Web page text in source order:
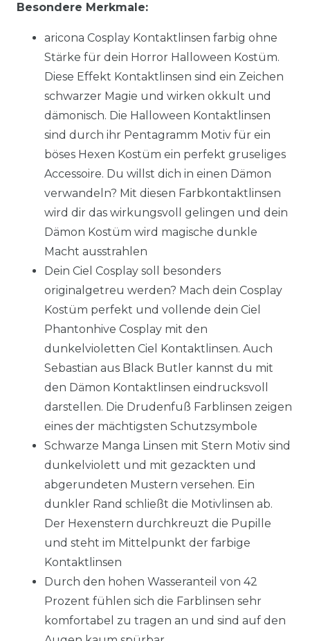
Besondere Merkmale:
aricona Cosplay Kontaktlinsen farbig ohne
Stärke für dein Horror Halloween Kostüm.
Diese Effekt Kontaktlinsen sind ein Zeichen
schwarzer Magie und wirken okkult und
dämonisch. Die Halloween Kontaktlinsen
sind durch ihr Pentagramm Motiv für ein
böses Hexen Kostüm ein perfekt gruseliges
Accessoire. Du willst dich in einen Dämon
verwandeln? Mit diesen Farbkontaktlinsen
wird dir das wirkungsvoll gelingen und dein
Dämon Kostüm wird magische dunkle
Macht ausstrahlen
Dein Ciel Cosplay soll besonders
originalgetreu werden? Mach dein Cosplay
Kostüm perfekt und vollende dein Ciel
Phantonhive Cosplay mit den
dunkelvioletten Ciel Kontaktlinsen. Auch
Sebastian aus Black Butler kannst du mit
den Dämon Kontaktlinsen eindrucksvoll
darstellen. Die Drudenfuß Farblinsen zeigen
eines der mächtigsten Schutzsymbole
Schwarze Manga Linsen mit Stern Motiv sind
dunkelviolett und mit gezackten und
abgerundeten Mustern versehen. Ein
dunkler Rand schließt die Motivlinsen ab.
Der Hexenstern durchkreuzt die Pupille
und steht im Mittelpunkt der farbige
Kontaktlinsen
Durch den hohen Wasseranteil von 42
Prozent fühlen sich die Farblinsen sehr
komfortabel zu tragen an und sind auf den